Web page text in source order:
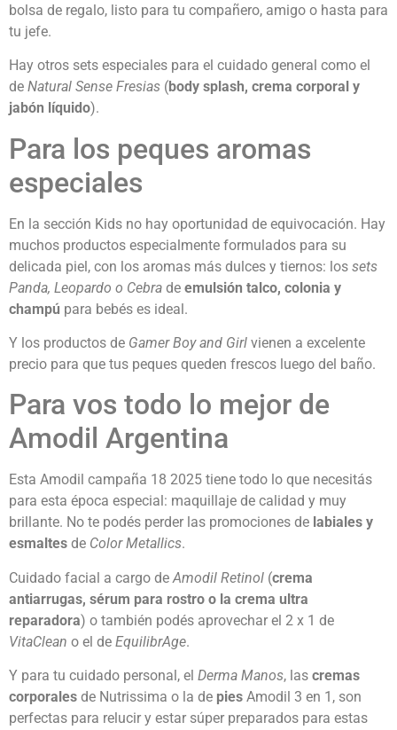
bolsa de regalo, listo para tu compañero, amigo o hasta para
tu jefe.
Hay otros sets especiales para el cuidado general como el
de Natural Sense Fresias (body splash, crema corporal y
jabón líquido).
Para los peques aromas
especiales
En la sección Kids no hay oportunidad de equivocación. Hay
muchos productos especialmente formulados para su
delicada piel, con los aromas más dulces y tiernos: los sets
Panda, Leopardo o Cebra de emulsión talco, colonia y
champú para bebés es ideal.
Y los productos de Gamer Boy and Girl vienen a excelente
precio para que tus peques queden frescos luego del baño.
Para vos todo lo mejor de
Amodil Argentina
Esta Amodil campaña 18 2025 tiene todo lo que necesitás
para esta época especial: maquillaje de calidad y muy
brillante. No te podés perder las promociones de labiales y
esmaltes de Color Metallics.
Cuidado facial a cargo de Amodil Retinol (crema
antiarrugas, sérum para rostro o la crema ultra
reparadora) o también podés aprovechar el 2 x 1 de
VitaClean o el de EquilibrAge.
Y para tu cuidado personal, el Derma Manos, las cremas
corporales de Nutrissima o la de pies Amodil 3 en 1, son
perfectas para relucir y estar súper preparados para estas